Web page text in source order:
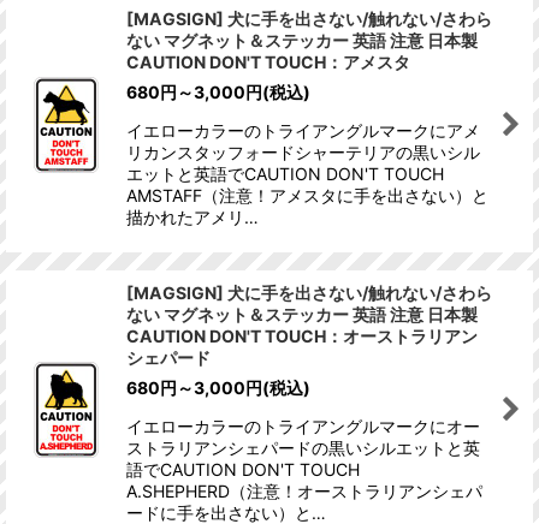
[MAGSIGN] 犬に手を出さない/触れない/さわら
ない マグネット＆ステッカー 英語 注意 日本製
CAUTION DON'T TOUCH：アメスタ
680円 ～3,000円(税込)
イエローカラーのトライアングルマークにアメ
リカンスタッフォードシャーテリアの黒いシル
エットと英語でCAUTION DON'T TOUCH
AMSTAFF（注意！アメスタに手を出さない）と
描かれたアメリ…
[MAGSIGN] 犬に手を出さない/触れない/さわら
ない マグネット＆ステッカー 英語 注意 日本製
CAUTION DON'T TOUCH：オーストラリアン
シェパード
680円 ～3,000円(税込)
イエローカラーのトライアングルマークにオー
ストラリアンシェパードの黒いシルエットと英
語でCAUTION DON'T TOUCH
A.SHEPHERD（注意！オーストラリアンシェパ
ードに手を出さない）と…